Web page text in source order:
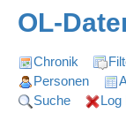
OL-
Chronik
Personen
Suche
Log